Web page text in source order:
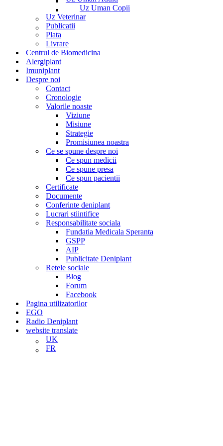
Uz Uman Copii
Uz Veterinar
Publicatii
Plata
Livrare
Centrul de Biomedicina
Alergiplant
Imuniplant
Despre noi
Contact
Cronologie
Valorile noaste
Viziune
Misiune
Strategie
Promisiunea noastra
Ce se spune despre noi
Ce spun medicii
Ce spune presa
Ce spun pacientii
Certificate
Documente
Conferinte deniplant
Lucrari stiintifice
Responsabilitate sociala
Fundatia Medicala Speranta
GSPP
AIP
Publicitate Deniplant
Retele sociale
Blog
Forum
Facebook
Pagina utilizatorilor
EGO
Radio Deniplant
website translate
UK
FR